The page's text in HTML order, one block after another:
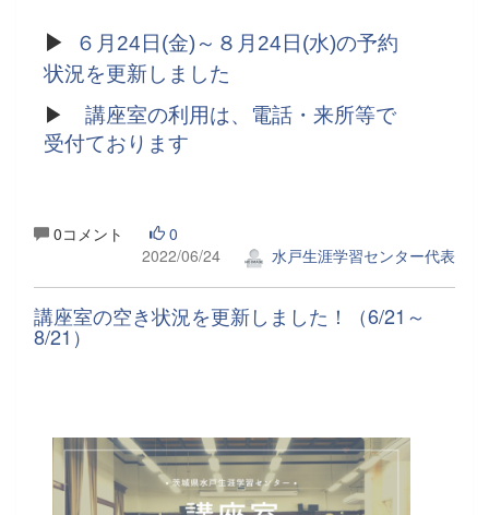
▶
６月24日(金)～８月24日(水)の予約
状況を更新しました
▶ 講座室の利用は、電話・来所等で
受付ております
0コメント
0
2022/06/24
水戸生涯学習センター代表
講座室の空き状況を更新しました！（6/21～
8/21）